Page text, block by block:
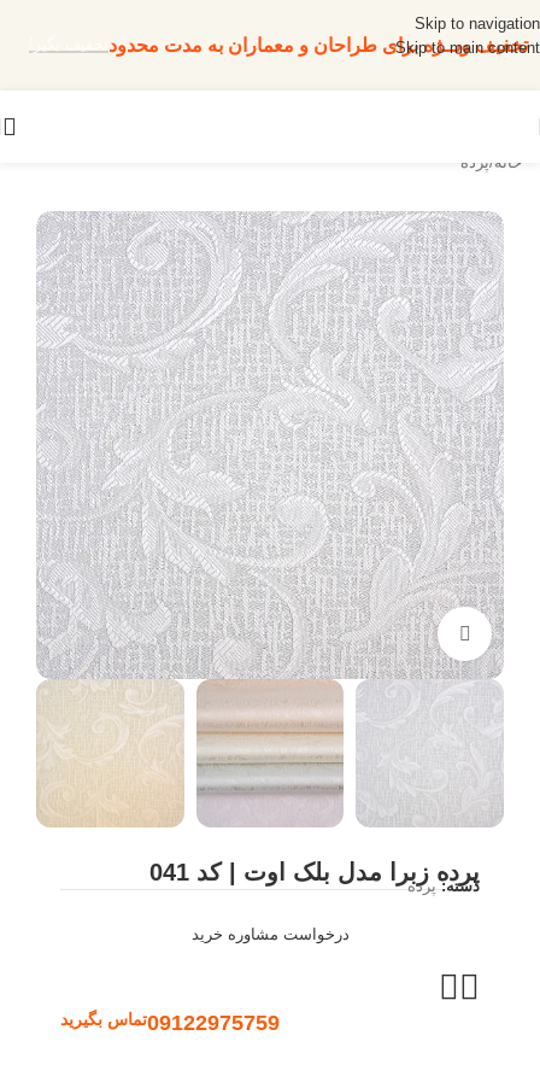
Skip to navigation
Skip to main content
تخفیف ویــژه برای طراحان و معماران به مدت محدود
خانه /پرده
بزرگنمایی تصویر
پرده زبرا مدل بلک اوت | کد 041
دسته: پرده
درخواست مشاوره خرید
09122975759تماس بگیرید